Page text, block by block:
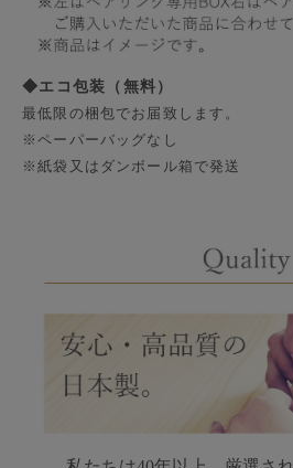
◆エコ包装（無料）
最低限の梱包でお届致します。
※ペーパーバッグなし
※紙袋又はダンボール箱で発送